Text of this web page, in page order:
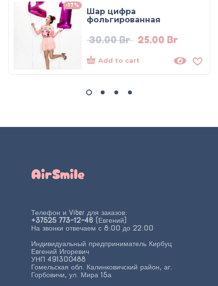
-17%
Шар цифра
фольгированная
30.00Br 25.00 Br
Add to cart
Телефон и Viber для заказов:
+37525 773-12-46 (Евгений)
На звонки отвечаем с 8:00 до 22:00
Индивидуальный предприниматель Кирбуц
Евгений Игоревич
УНП 491300488
Гомельская обл. Калинковичский район, аг.
Горбовичи, ул. Мира 15а